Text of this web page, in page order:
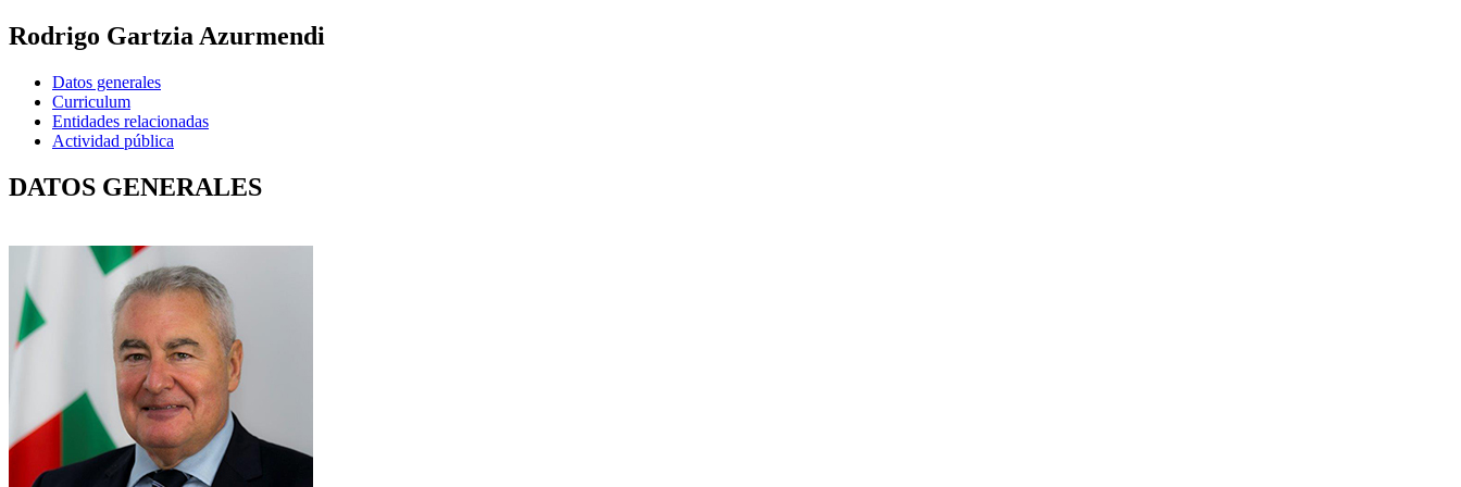
Rodrigo Gartzia Azurmendi
Datos generales
Curriculum
Entidades relacionadas
Actividad pública
DATOS GENERALES